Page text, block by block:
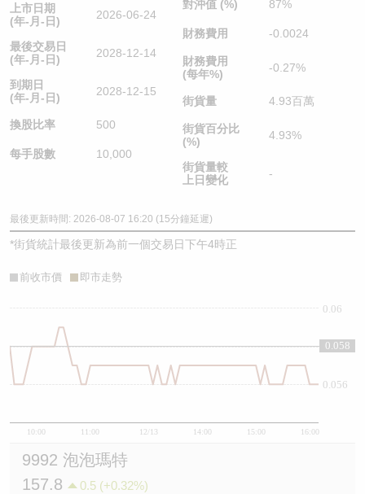
上市日期
(年-月-日)
2026-06-24
最後交易日
(年-月-日)
2028-12-14
到期日
(年-月-日)
2028-12-15
換股比率 500
每手股數 10,000
對沖值 (%) 87%
財務費用 -0.0024
財務費用
(每年%)
-0.27%
街貨量 4.93百萬
街貨百分比
(%)
4.93%
街貨量較
上日變化
-
最後更新時間: 2026-08-07 16:20 (15分鐘延遲)
*街貨統計最後更新為前一個交易日下午4時正
前收市價 即市走勢
10:00 11:00 12/13 14:00 15:00 16:00
0.056
0.058
0.06
0.058
9992 泡泡瑪特
157.8
0.5 (+0.32%)